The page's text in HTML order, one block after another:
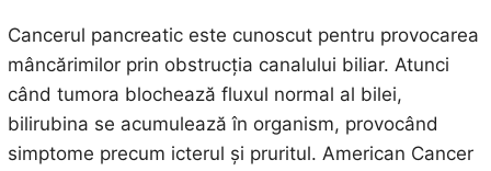
Cancerul pancreatic este cunoscut pentru provocarea
mâncărimilor prin obstrucția canalului biliar. Atunci
când tumora blochează fluxul normal al bilei,
bilirubina se acumulează în organism, provocând
simptome precum icterul și pruritul. American Cancer